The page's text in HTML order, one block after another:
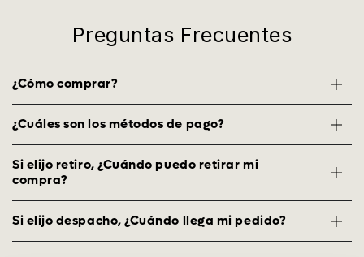
Preguntas Frecuentes
¿Cómo comprar?
¿Cuáles son los métodos de pago?
Si elijo retiro, ¿Cuándo puedo retirar mi
compra?
Si elijo despacho, ¿Cuándo llega mi pedido?